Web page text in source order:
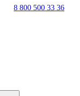
8 800 500 33 36